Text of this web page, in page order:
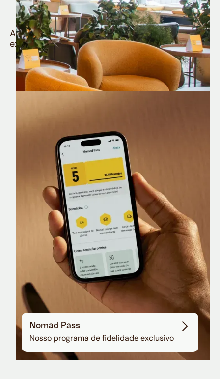
muito mais
Aproveite todos os benefícios e vantagens
exclusivas da sua Conta Internacional
Nomad Lounge
Sala VIP no Aeroporto de Guarulhos
Nomad Pass
Nosso programa de fidelidade exclusivo